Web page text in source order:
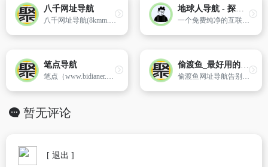
八千网址导航
八千网址导航(8kmm.com)是国内首屈一指的导航分类平台,收录国内外各类型网站供网友检索,8kmm网址导航致力于为广大用户推荐各行各业优秀网站,国内外网站大全尽在8kmm导航。
地球人导航 - 探索全网优质免费资源
一个免费纯净的互联网资源导航站。
笔点导航
笔点（www.bidianer.com）是一个简洁的网址导航网站。你可以自定义上网常用网址、自定义你需要的工具模块。你还可以发现、收集、分享，Web开发、设计工作中的优质资源、干货。
偷渡鱼_最好用的网址导航_网址大全
偷渡鱼网址导航告别庸俗的广告与推荐，是页面最最干净、最好用的网址导航、网址大全。聚合了百度、谷歌、影视、磁力等多个搜索引擎，用户登录后支持自定义站点，每日推荐优秀网站。
暂无评论
[ 退出 ]